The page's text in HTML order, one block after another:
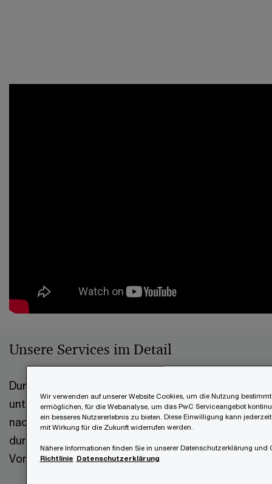
Unsere Services im Detail
Durch technische forensische Beratung
unterstützen wir Unternehmen vor, während und
nach IT-Sicherheitsvorfällen und schützen sie
durch unsere Einblicke vor zukünftigen
Vorkommnissen:
Wir verwenden auf unserer Website Cookies, um die Nutzung
ermöglichen, für die Webanalyse, um das PwC Serviceangebot
ein besseres Nutzererlebnis zu bieten. Diese Einwilligung kann
mit Wirkung für die Zukunft widerrufen werden.
Nähere Informationen finden Sie in unserer Datenschutzerklärung
Richtlinie Datenschutzerklärung